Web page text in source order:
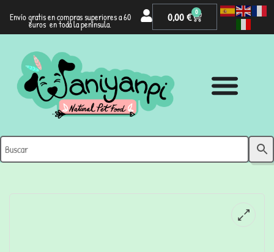
Envío gratis en compras superiores a 60
euros en toda la península.
0,00€ 0